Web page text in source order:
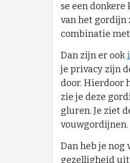
se een
van het gordijn
combinatie
Dan zijn er ook
je privacy zijn
door. Hierdoor
zie je deze
gluren. Je ziet
vouwgordijnen.
Dan heb je
gezelligheid